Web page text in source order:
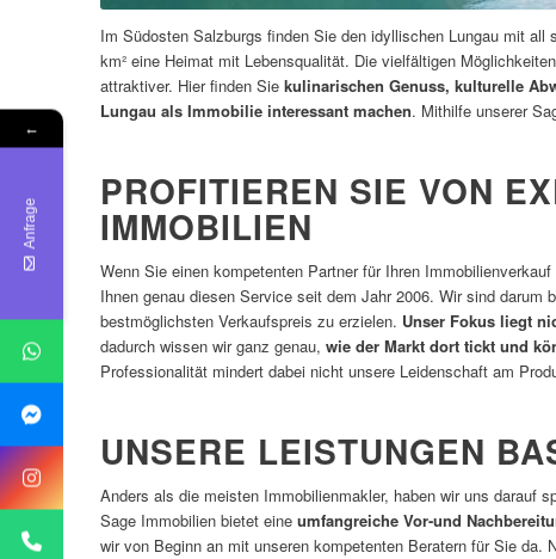
Im Südosten Salzburgs finden Sie den idyllischen Lungau mit
km² eine Heimat mit Lebensqualität. Die vielfältigen
attraktiver. Hier finden Sie kulinarischen Genuss, kulturelle
Lungau als Immobilie interessant machen. Mithilfe unserer
PROFITIEREN SIE VON
IMMOBILIEN
Wenn Sie einen kompetenten Partner für Ihren
Ihnen genau diesen Service seit dem Jahr 2006. Wir sind
bestmöglichsten Verkaufspreis zu erzielen. Unser Fokus liegt
dadurch wissen wir ganz genau, wie der Markt dort tickt und
Professionalität mindert dabei nicht unsere Leidenschaft am
UNSERE LEISTUNGEN
Anders als die meisten Immobilienmakler, haben wir uns darauf
Sage Immobilien bietet eine umfangreiche Vor-und
wir von Beginn an mit unseren kompetenten Beratern für Sie
←
Anfrage